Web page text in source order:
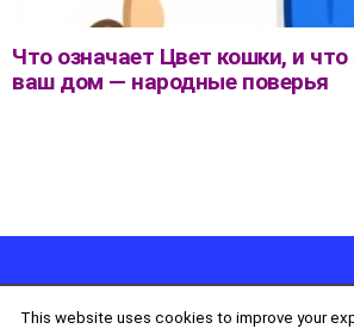
Что означает Цвет кошки, и что
ваш дом — народные поверья
This website uses cookies to improve your